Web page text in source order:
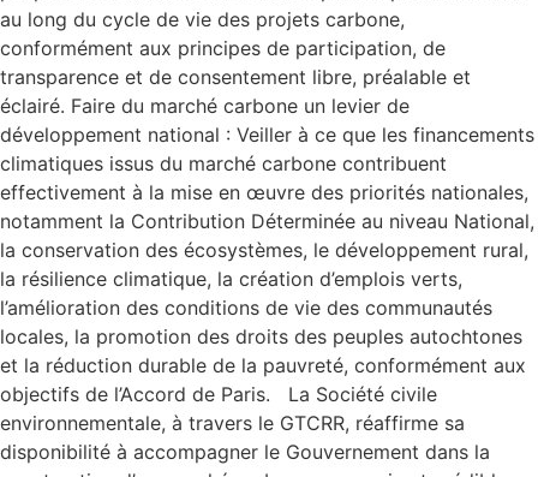
au long du cycle de vie des projets carbone,
conformément aux principes de participation, de
transparence et de consentement libre, préalable et
éclairé. Faire du marché carbone un levier de
développement national : Veiller à ce que les financements
climatiques issus du marché carbone contribuent
effectivement à la mise en œuvre des priorités nationales,
notamment la Contribution Déterminée au niveau National,
la conservation des écosystèmes, le développement rural,
la résilience climatique, la création d’emplois verts,
l’amélioration des conditions de vie des communautés
locales, la promotion des droits des peuples autochtones
et la réduction durable de la pauvreté, conformément aux
objectifs de l’Accord de Paris. La Société civile
environnementale, à travers le GTCRR, réaffirme sa
disponibilité à accompagner le Gouvernement dans la